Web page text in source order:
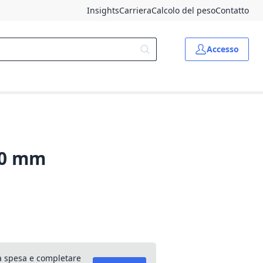
InsightsCarrieraCalcolo del pesoContatto
Accesso
mm
e completare